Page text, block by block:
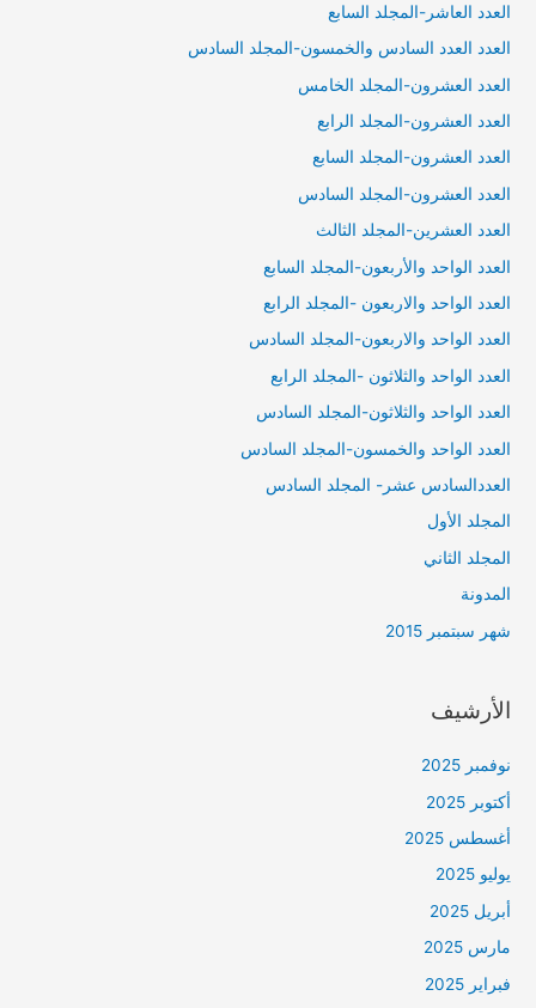
العدد العاشر-المجلد السابع
العدد العدد السادس والخمسون-المجلد السادس
العدد العشرون-المجلد الخامس
العدد العشرون-المجلد الرابع
العدد العشرون-المجلد السابع
العدد العشرون-المجلد السادس
العدد العشرين-المجلد الثالث
العدد الواحد والأربعون-المجلد السابع
العدد الواحد والاربعون -المجلد الرابع
العدد الواحد والاربعون-المجلد السادس
العدد الواحد والثلاثون -المجلد الرابع
العدد الواحد والثلاثون-المجلد السادس
العدد الواحد والخمسون-المجلد السادس
العددالسادس عشر- المجلد السادس
المجلد الأول
المجلد الثاني
المدونة
شهر سبتمبر 2015
الأرشيف
نوفمبر 2025
أكتوبر 2025
أغسطس 2025
يوليو 2025
أبريل 2025
مارس 2025
فبراير 2025